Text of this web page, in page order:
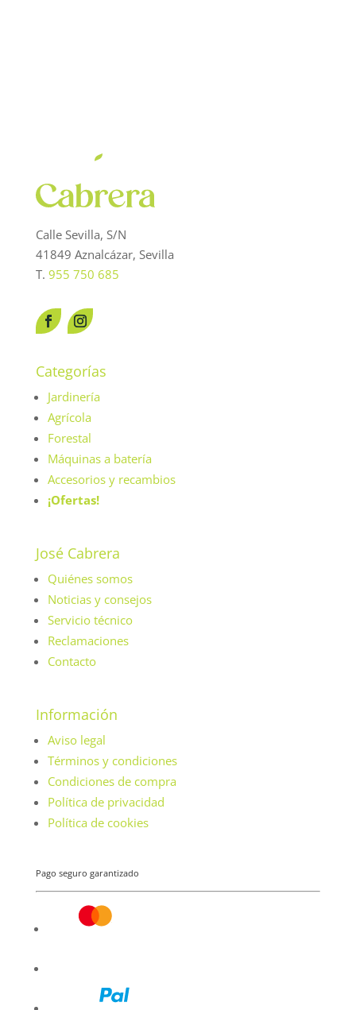
Calle Sevilla, S/N
41849 Aznalcázar, Sevilla
T. 955 750 685
Categorías
Jardinería
Agrícola
Forestal
Máquinas a batería
Accesorios y recambios
¡Ofertas!
José Cabrera
Quiénes somos
Noticias y consejos
Servicio técnico
Reclamaciones
Contacto
Información
Aviso legal
Términos y condiciones
Condiciones de compra
Política de privacidad
Política de cookies
Pago seguro garantizado